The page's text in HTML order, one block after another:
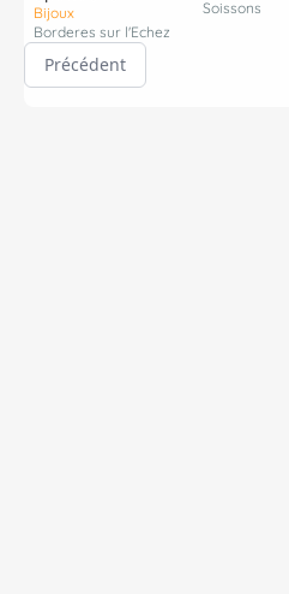
Bijoux
Borderes sur l'Echez
Soissons
Précédent